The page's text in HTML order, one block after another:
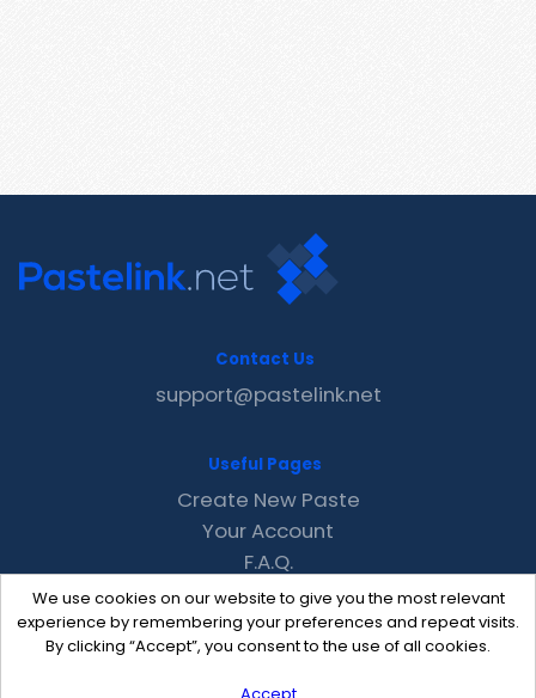
We use cookies on our website to give you the most relevant
experience by remembering your preferences and repeat visits.
By clicking “Accept”, you consent to the use of all cookies.
Contact Us
support@pastelink.net
Useful Pages
Create New Paste
Your Account
F.A.Q.
Recent
Contact